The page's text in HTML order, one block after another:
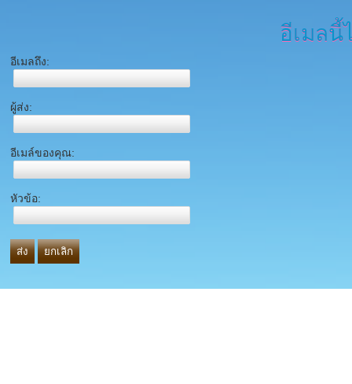
อีเมลนี้
อีเมลถึง:
ผู้ส่ง:
อีเมล์ของคุณ:
หัวข้อ:
ส่ง ยกเลิก